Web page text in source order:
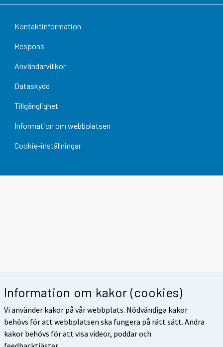
Information om kakor (cookies)
Vi använder kakor på vår webbplats. Nödvändiga kakor
behövs för att webbplatsen ska fungera på rätt sätt. Andra
kakor behövs för att visa videor, poddar och
Kontaktinformation
Respons
Användarvillkor
Dataskydd
Tillgänglighet
Information om webbplatsen
Cookie-inställningar